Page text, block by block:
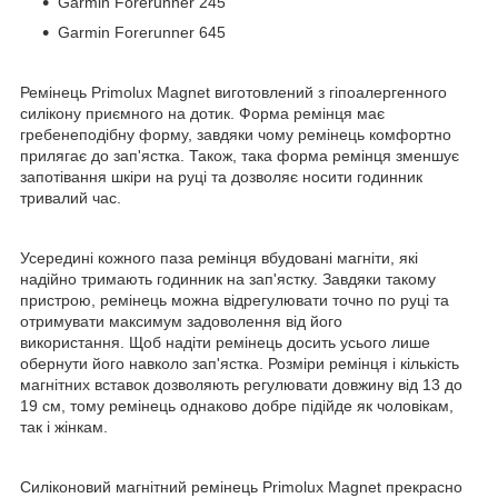
Garmin Forerunner 645
Ремінець Primolux Magnet виготовлений з гіпоалергенного
силікону приємного на дотик. Форма ремінця має
гребенеподібну форму, завдяки чому ремінець комфортно
прилягає до зап'ястка. Також, така форма ремінця зменшує
запотівання шкіри на руці та дозволяє носити годинник
тривалий час.
Усередині кожного паза ремінця вбудовані магніти, які
надійно тримають годинник на зап'ястку. Завдяки такому
пристрою, ремінець можна відрегулювати точно по руці та
отримувати максимум задоволення від його
використання. Щоб надіти ремінець досить усього лише
обернути його навколо зап'ястка. Розміри ремінця і кількість
магнітних вставок дозволяють регулювати довжину від 13 до
19 см, тому ремінець однаково добре підійде як чоловікам,
так і жінкам.
Силіконовий магнітний ремінець Primolux Magnet прекрасно